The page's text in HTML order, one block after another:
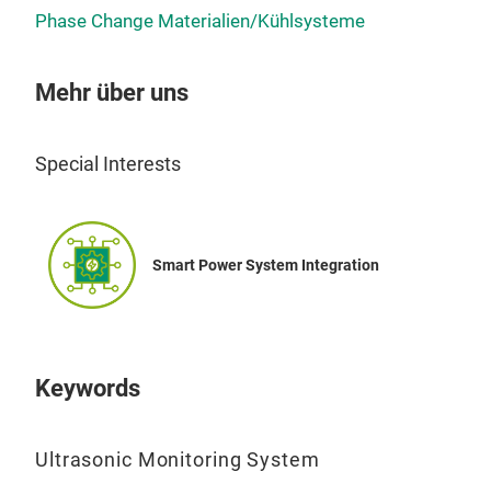
Phase Change Materialien/Kühlsysteme
Mehr über uns
Special Interests
Smart Power System Integration
Keywords
Ultrasonic Monitoring System